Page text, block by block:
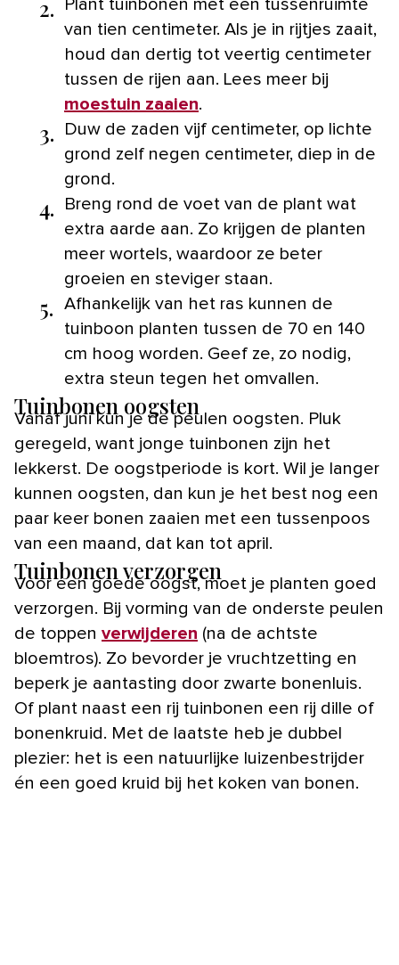
2.
Plant tuinbonen met een tussenruimte
van tien centimeter. Als je in rijtjes zaait,
houd dan dertig tot veertig centimeter
tussen de rijen aan. Lees meer bij
moestuin zaaien.
3.
Duw de zaden vijf centimeter, op lichte
grond zelf negen centimeter, diep in de
grond.
4.
Breng rond de voet van de plant wat
extra aarde aan. Zo krijgen de planten
meer wortels, waardoor ze beter
groeien en steviger staan.
5.
Afhankelijk van het ras kunnen de
tuinboon planten tussen de 70 en 140
cm hoog worden. Geef ze, zo nodig,
extra steun tegen het omvallen.
Tuinbonen oogsten
Vanaf juni kun je de peulen oogsten. Pluk
geregeld, want jonge tuinbonen zijn het
lekkerst. De oogstperiode is kort. Wil je langer
kunnen oogsten, dan kun je het best nog een
paar keer bonen zaaien met een tussenpoos
van een maand, dat kan tot april.
Tuinbonen verzorgen
Voor een goede oogst, moet je planten goed
verzorgen. Bij vorming van de onderste peulen
de toppen verwijderen (na de achtste
bloemtros). Zo bevorder je vruchtzetting en
beperk je aantasting door zwarte bonenluis.
Of plant naast een rij tuinbonen een rij dille of
bonenkruid. Met de laatste heb je dubbel
plezier: het is een natuurlijke luizenbestrijder
én een goed kruid bij het koken van bonen.